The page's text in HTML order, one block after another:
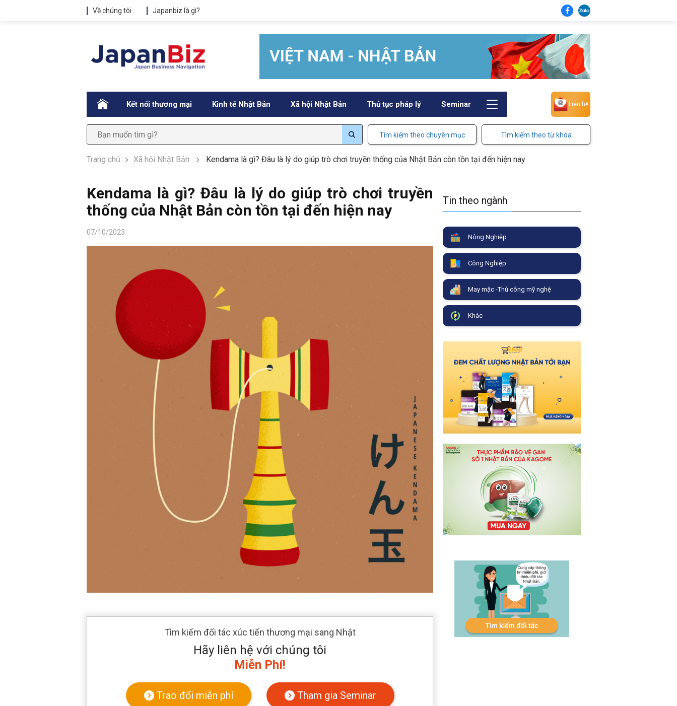
Về chúng tôi Japanbiz là gì?
. Kết nối thương mại Kinh tế Nhật Bản Xã hội Nhật Bản Thủ tục pháp lý Seminar Liên hệ
Tìm kiếm theo chuyên mục Tìm kiếm theo từ khóa
Trang chủ Xã hội Nhật Bản Kendama là gì? Đâu là lý do giúp trò chơi truyền thống của Nhật Bản còn tồn tại đến hiện nay
Kendama là gì? Đâu là lý do giúp trò chơi truyền
thống của Nhật Bản còn tồn tại đến hiện nay
07/10/2023
Tìm kiếm đối tác xúc tiến thương mại sang Nhật
Hãy liên hệ với chúng tôi
Miễn Phí!
Trao đổi miễn phí Tham gia Seminar
Tin theo ngành
Nông Nghiệp
Công Nghiệp
May mặc -Thủ công mỹ nghệ
Khác